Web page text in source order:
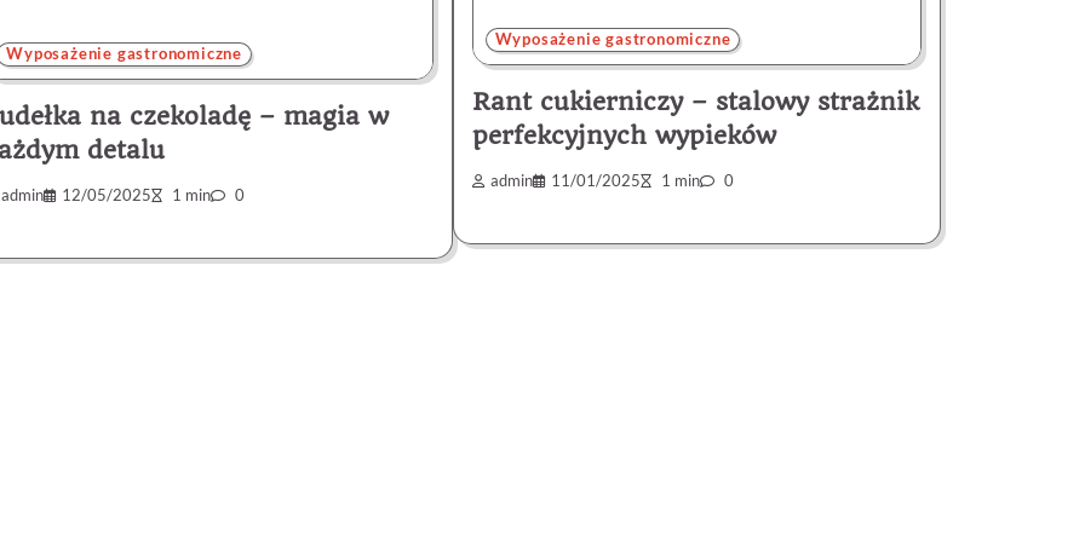
Wyposażenie gastronomiczne
na czekoladę – magia w
detalu
admin 12/05/2025 1 min 0
Wyposażenie gastronomiczne
Rant cukierniczy – stalowy strażnik
perfekcyjnych wypieków
admin 11/01/2025 1 min 0